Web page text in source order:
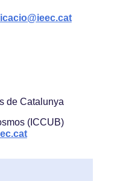
de Catalunya
(ICCUB)